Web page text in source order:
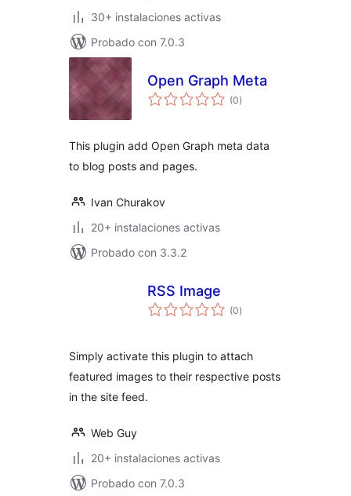
30+ instalaciones activas
Probado con 7.0.3
Open Graph Meta
(0total
de
)
This plugin add Open Graph meta data
to blog posts and pages.
Ivan Churakov
20+ instalaciones activas
Probado con 3.3.2
RSS Image
(0total
de
)
Simply activate this plugin to attach
featured images to their respective posts
in the site feed.
Web Guy
20+ instalaciones activas
Probado con 7.0.3